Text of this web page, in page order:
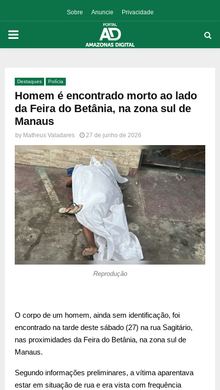
Sobre Anuncie Privacidade
PRIMARY
Destaques Polícia
Homem é encontrado morto ao lado
da Feira do Betânia, na zona sul de
Manaus
by Matheus Valadares 27 de junho de 2026
Reprodução
O corpo de um homem, ainda sem identificação, foi
encontrado na tarde deste sábado (27) na rua Sagitário,
nas proximidades da Feira do Betânia, na zona sul de
Manaus.
Segundo informações preliminares, a vítima aparentava
estar em situação de rua e era vista com frequência